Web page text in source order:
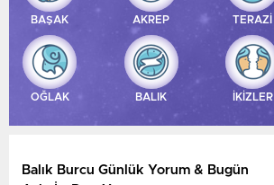
BAŞAK AKREP TERAZİ
OĞLAK BALIK İKİZLER
Balık Burcu Günlük Yorum & Bugün